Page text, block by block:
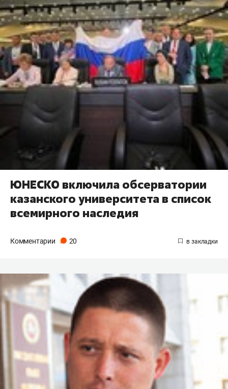
ЮНЕСКО включила обсерватории
казанского университета в список
всемирного наследия
Комментарии 20